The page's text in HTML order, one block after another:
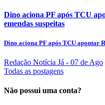
Dino aciona PF após TCU
emendas suspeitas
Dino aciona PF após TCU apontar
Redação Notícia Já - 07 de Ago
Todas as postagens
Não possui uma conta?